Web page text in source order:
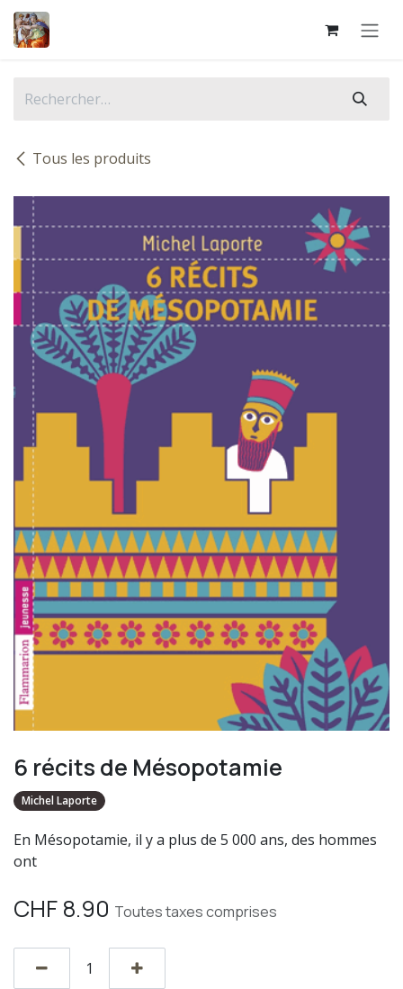
Se rendre au contenu
Tous les produits
6 récits de Mésopotamie
Michel Laporte
En Mésopotamie, il y a plus de 5 000 ans, des hommes
ont
CHF 8.90 Toutes taxes comprises